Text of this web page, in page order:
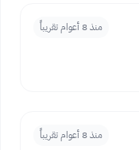
منذ 8 أعوام تقريباً
منذ 8 أعوام تقريباً